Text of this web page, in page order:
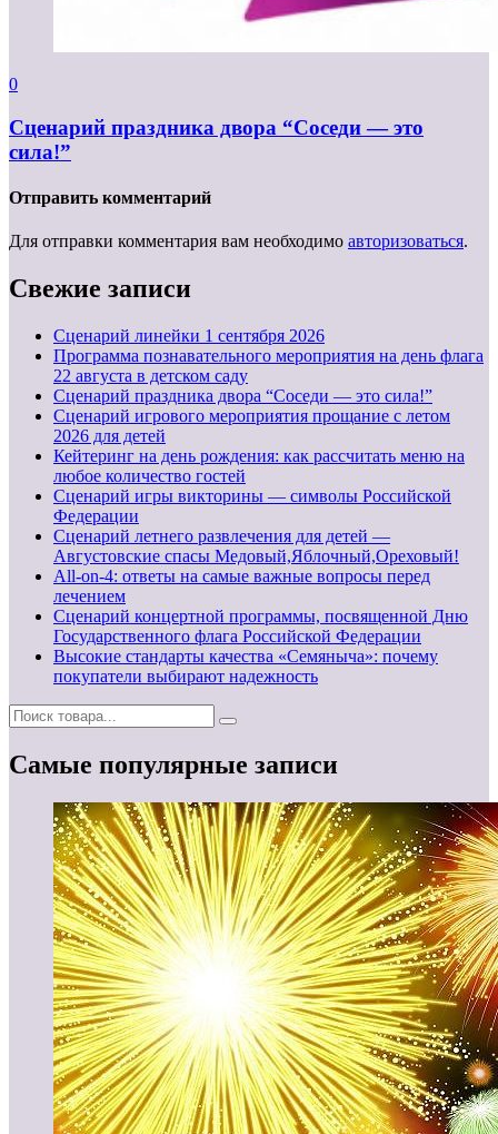
0
Сценарий праздника двора “Соседи — это
сила!”
Отправить комментарий
Для отправки комментария вам необходимо авторизоваться.
Свежие записи
Cценарий линейки 1 сентября 2026
Программа познавательного мероприятия на день флага
22 августа в детском саду
Сценарий праздника двора “Соседи — это сила!”
Сценарий игрового мероприятия прощание с летом
2026 для детей
Кейтеринг на день рождения: как рассчитать меню на
любое количество гостей
Сценарий игры викторины — символы Российской
Федерации
Сценарий летнего развлечения для детей —
Августовские спасы Медовый,Яблочный,Ореховый!
All-on-4: ответы на самые важные вопросы перед
лечением
Сценарий концертной программы, посвященной Дню
Государственного флага Российской Федерации
Высокие стандарты качества «Семяныча»: почему
покупатели выбирают надежность
Самые популярные записи